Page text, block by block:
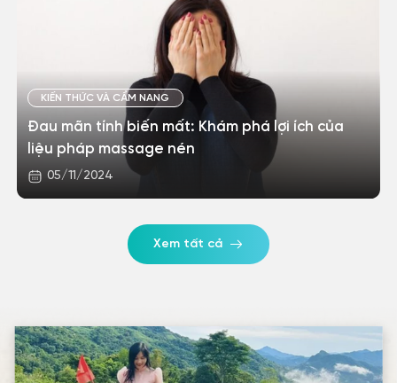
KIẾN THỨC VÀ CẨM NANG
Đau mãn tính biến mất: Khám phá lợi ích của
liệu pháp massage nén
05/11/2024
Xem tất cả